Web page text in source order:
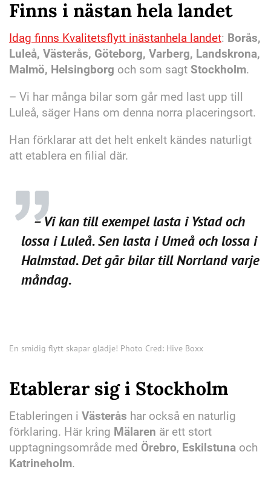
Finns i nästan hela landet
Idag finns Kvalitetsflytt inästanhela landet: Borås,
Luleå, Västerås, Göteborg, Varberg, Landskrona,
Malmö, Helsingborg och som sagt Stockholm.
– Vi har många bilar som går med last upp till
Luleå, säger Hans om denna norra placeringsort.
Han förklarar att det helt enkelt kändes naturligt
att etablera en filial där.
– Vi kan till exempel lasta i Ystad och
lossa i Luleå. Sen lasta i Umeå och lossa i
Halmstad. Det går bilar till Norrland varje
måndag.
En smidig flytt skapar glädje! Photo Cred: Hive Boxx
Etablerar sig i Stockholm
Etableringen i Västerås har också en naturlig
förklaring. Här kring Mälaren är ett stort
upptagningsområde med Örebro, Eskilstuna och
Katrineholm.